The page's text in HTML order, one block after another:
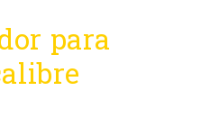
para